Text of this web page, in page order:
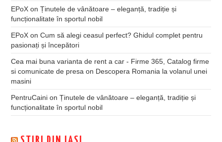
EPoX onȚinutele de vânătoare – eleganță, tradiție și
funcționalitate în sportul nobil
EPoX onCum să alegi ceasul perfect? Ghidul complet pentru
pasionați și începători
Cea mai buna varianta de rent a car - Firme 365, Catalog firme
si comunicate de presa on Descopera Romania la volanul unei
masini
PentruCaini onȚinutele de vânătoare – eleganță, tradiție și
funcționalitate în sportul nobil